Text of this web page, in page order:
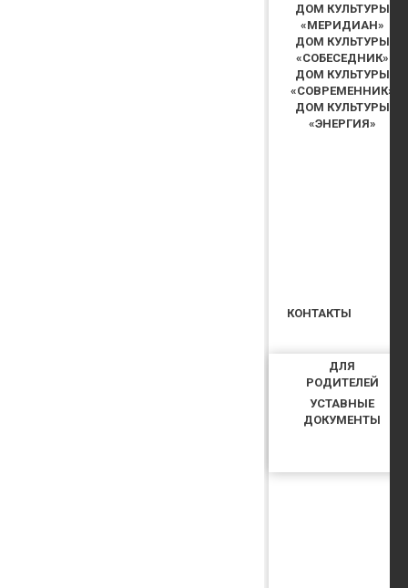
ДОМ КУЛЬТУРЫ
«МЕРИДИАН»
ДОМ КУЛЬТУРЫ
«СОБЕСЕДНИК»
ДОМ КУЛЬТУРЫ
«СОВРЕМЕННИК»
ДОМ КУЛЬТУРЫ
«ЭНЕРГИЯ»
ДЛЯ
РОДИТЕЛЕЙ
УСТАВНЫЕ
ДОКУМЕНТЫ
КОНТАКТЫ